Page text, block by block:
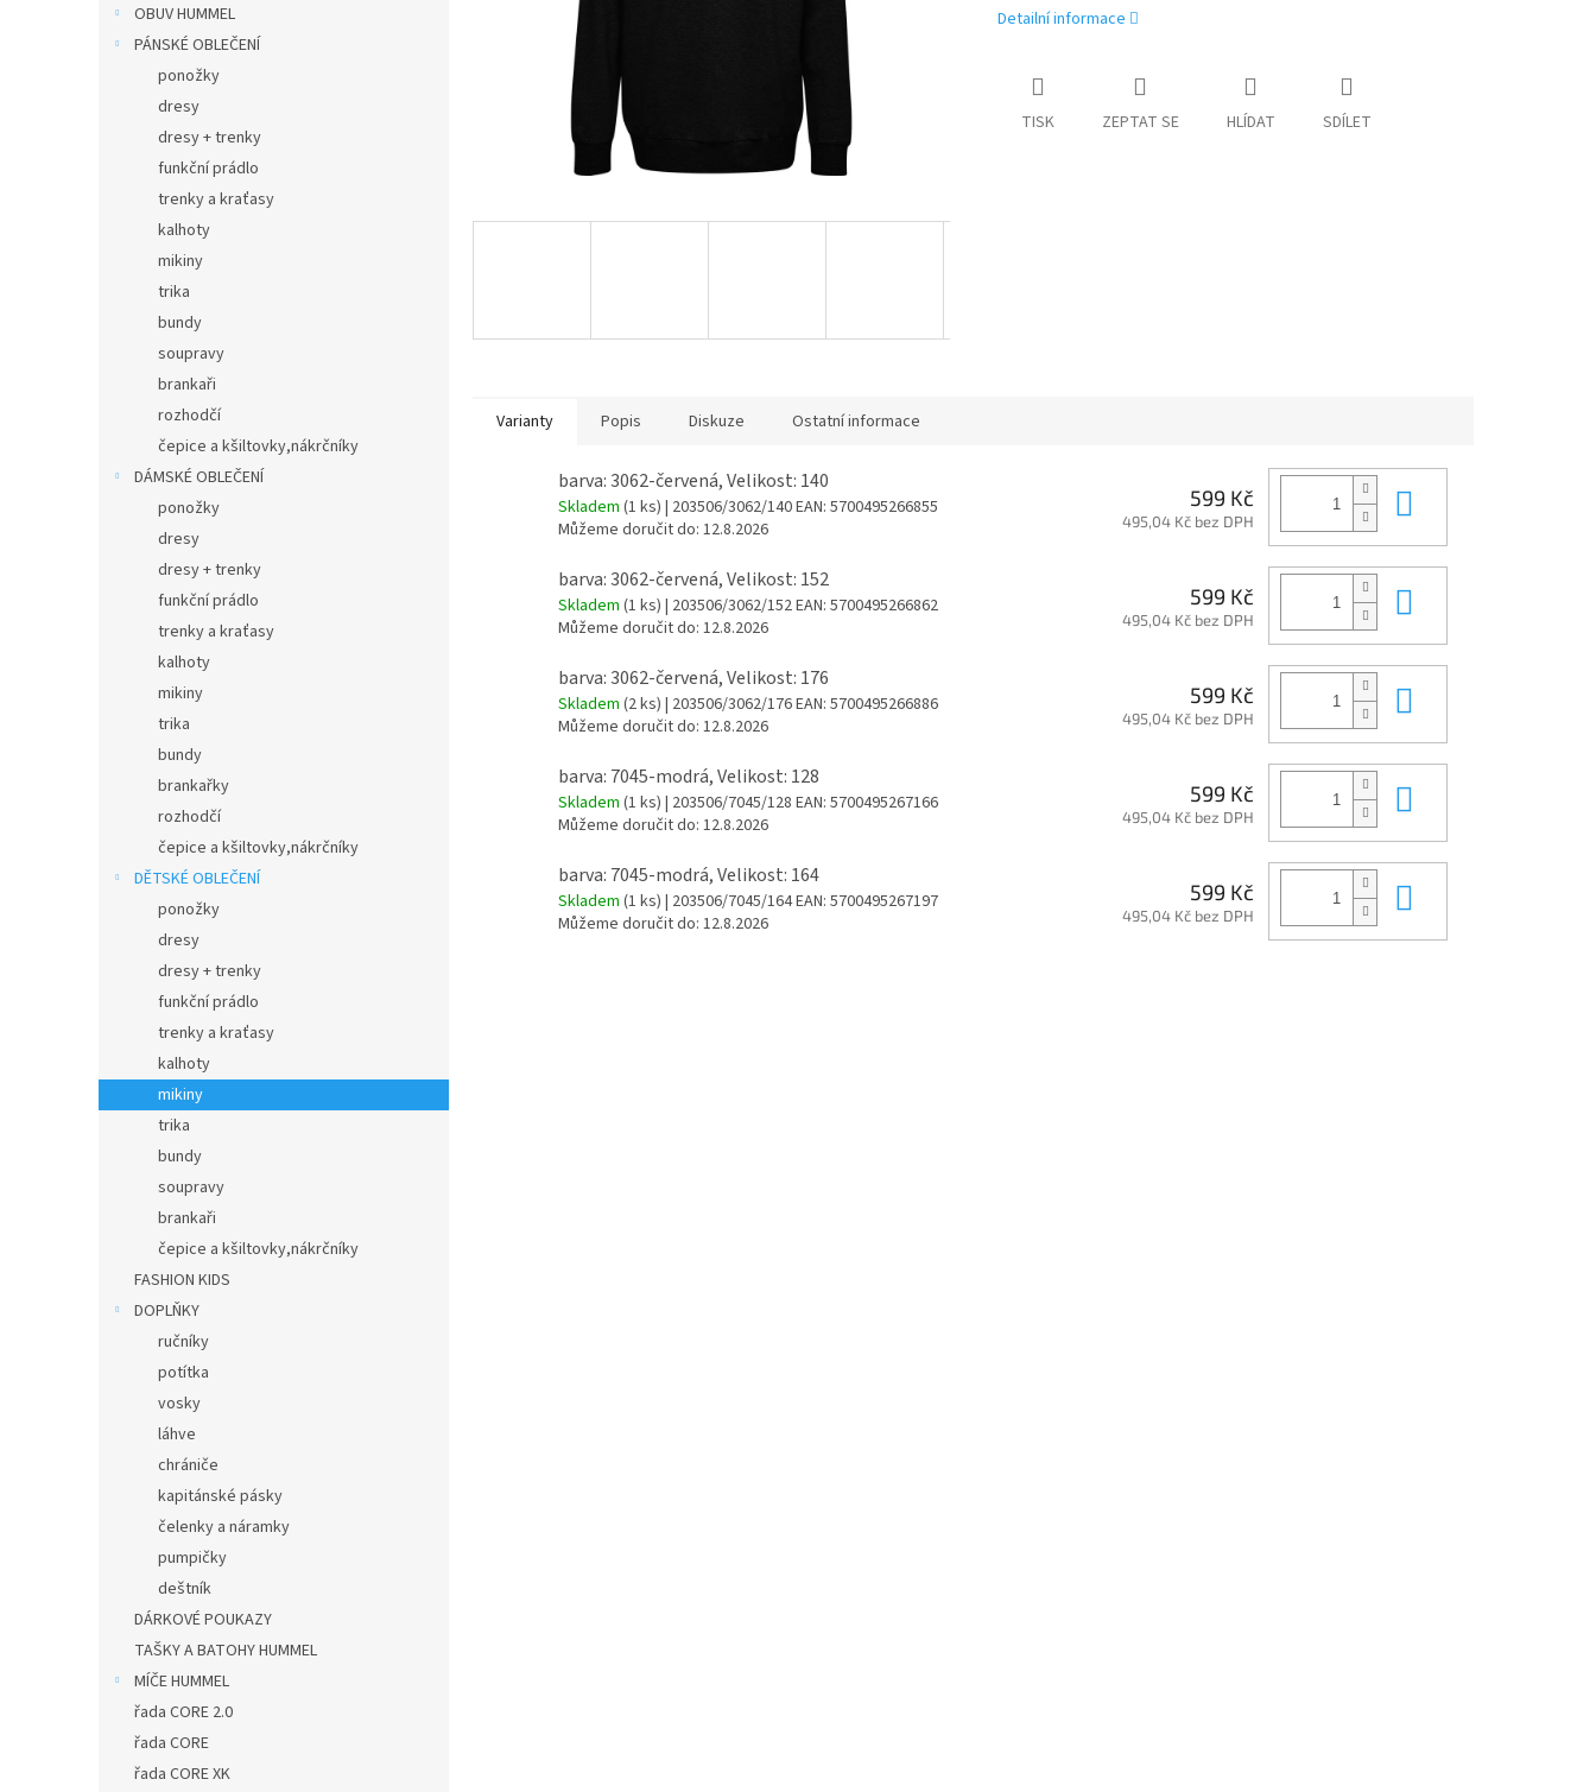
OBUV HUMMEL
PÁNSKÉ OBLEČENÍ
ponožky
dresy
dresy + trenky
funkční prádlo
trenky a kraťasy
kalhoty
mikiny
trika
bundy
soupravy
brankaři
rozhodčí
čepice a kšiltovky,nákrčníky
DÁMSKÉ OBLEČENÍ
ponožky
dresy
dresy + trenky
funkční prádlo
trenky a kraťasy
kalhoty
mikiny
trika
bundy
brankařky
rozhodčí
čepice a kšiltovky,nákrčníky
DĚTSKÉ OBLEČENÍ
ponožky
dresy
dresy + trenky
funkční prádlo
trenky a kraťasy
kalhoty
mikiny
trika
bundy
soupravy
brankaři
čepice a kšiltovky,nákrčníky
FASHION KIDS
DOPLŇKY
ručníky
potítka
vosky
láhve
chrániče
kapitánské pásky
čelenky a náramky
pumpičky
deštník
DÁRKOVÉ POUKAZY
TAŠKY A BATOHY HUMMEL
MÍČE HUMMEL
řada CORE 2.0
řada CORE
řada CORE XK
Detailní informace
TISK ZEPTAT SE HLÍDAT SDÍLET
Varianty Popis Diskuze Ostatní informace
barva: 3062-červená, Velikost: 140
Skladem (1 ks) | 203506/3062/140EAN: 5700495266855
Můžeme doručit do: 12.8.2026
599 Kč
495,04 Kč bez DPH
barva: 3062-červená, Velikost: 152
Skladem (1 ks) | 203506/3062/152EAN: 5700495266862
Můžeme doručit do: 12.8.2026
599 Kč
495,04 Kč bez DPH
barva: 3062-červená, Velikost: 176
Skladem (2 ks) | 203506/3062/176EAN: 5700495266886
Můžeme doručit do: 12.8.2026
599 Kč
495,04 Kč bez DPH
barva: 7045-modrá, Velikost: 128
Skladem (1 ks) | 203506/7045/128 EAN: 5700495267166
Můžeme doručit do: 12.8.2026
599 Kč
495,04 Kč bez DPH
barva: 7045-modrá, Velikost: 164
Skladem (1 ks) | 203506/7045/164EAN: 5700495267197
Můžeme doručit do: 12.8.2026
599 Kč
495,04 Kč bez DPH